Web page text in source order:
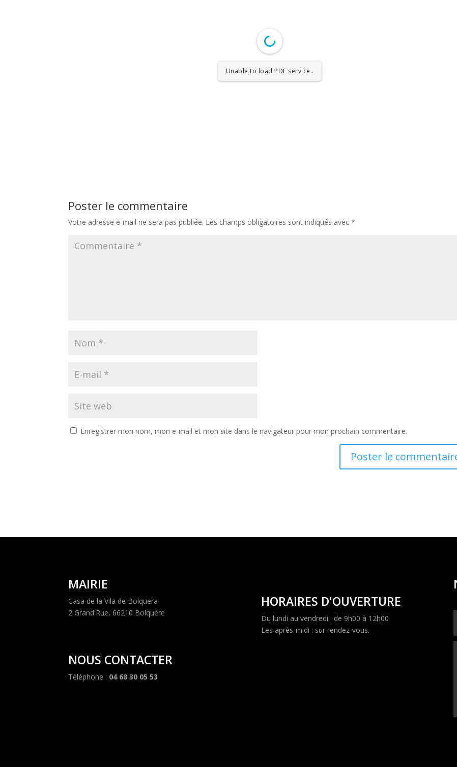
Unable to load PDF service..
Poster le commentaire
Votre adresse e-mail ne sera pas publiée. Les champs obligatoires sont indiqués avec*
Enregistrer mon nom, mon e-mail et mon site dans le navigateur pour mon prochain commentaire.
MAIRIE
Casa de la Vila de Bolquera
2 Grand'Rue, 66210 Bolquère
NOUS CONTACTER
Téléphone : 04 68 30 05 53
HORAIRES D'OUVERTURE
Du lundi au vendredi : de 9h00 à 12h00
Les après-midi : sur rendez-vous.